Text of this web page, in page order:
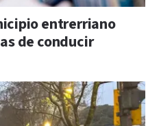
entrerriano
de conducir